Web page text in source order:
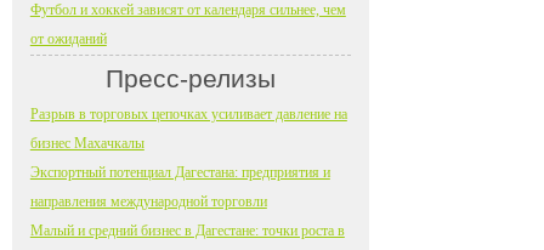
Футбол и хоккей зависят от календаря сильнее, чем
от ожиданий
Пресс-релизы
Разрыв в торговых цепочках усиливает давление на
бизнес Махачкалы
Экспортный потенциал Дагестана: предприятия и
направления международной торговли
Малый и средний бизнес в Дагестане: точки роста в